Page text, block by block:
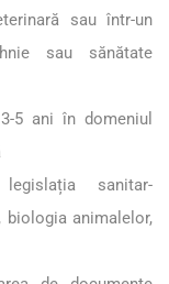
sau într-un
sau sănătate
5 ani în domeniul
sanitar-
biologia animalelor,